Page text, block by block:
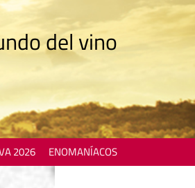
del vino
2026 ENOMANÍACOS